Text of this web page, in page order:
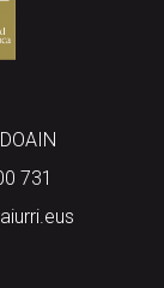
731